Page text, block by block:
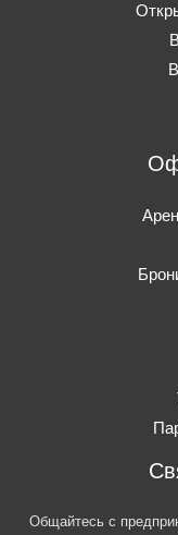
Общайтесь с